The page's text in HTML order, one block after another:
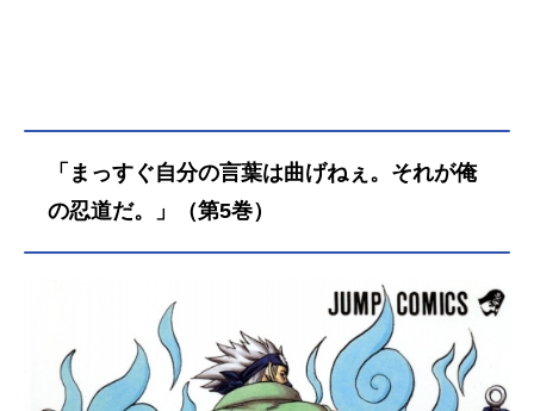
「まっすぐ自分の言葉は曲げねぇ。それが俺
の忍道だ。」（第5巻）